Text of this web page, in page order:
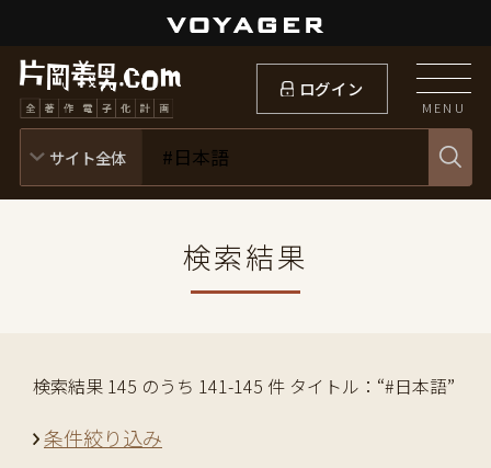
ログイン
MENU
検索結果
検索結果 145 のうち 141-145 件 タイトル：“#日本語”
条件絞り込み